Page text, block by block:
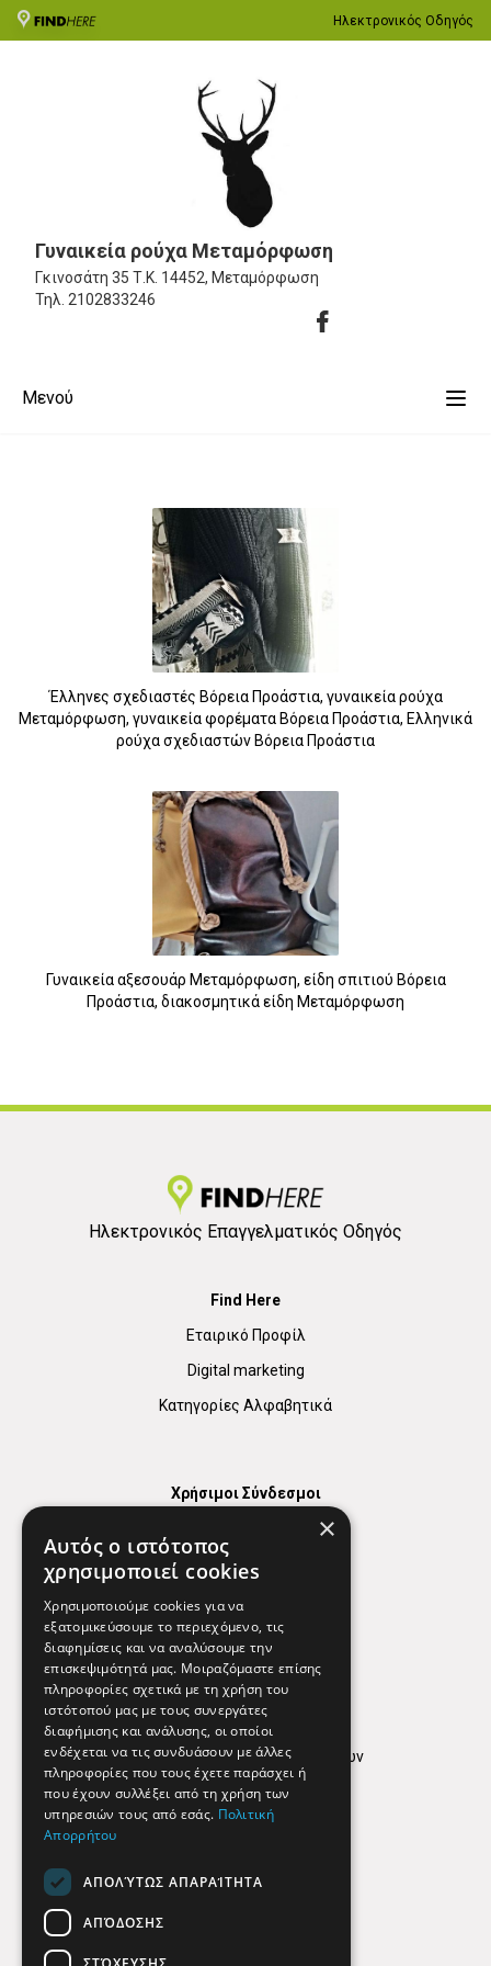
Ηλεκτρονικός Οδηγός
Γυναικεία ρούχα Μεταμόρφωση
Γκινοσάτη 35 Τ.Κ. 14452, Μεταμόρφωση
Τηλ. 2102833246
Μενού
Έλληνες σχεδιαστές Βόρεια Προάστια, γυναικεία ρούχα
Μεταμόρφωση, γυναικεία φορέματα Βόρεια Προάστια, Ελληνικά
ρούχα σχεδιαστών Βόρεια Προάστια
Γυναικεία αξεσουάρ Μεταμόρφωση, είδη σπιτιού Βόρεια
Προάστια, διακοσμητικά είδη Μεταμόρφωση
2
Ηλεκτρονικός Επαγγελματικός Οδηγός
Find Here
Εταιρικό Προφίλ
Digital marketing
Κατηγορίες Αλφαβητικά
Χρήσιμοι Σύνδεσμοι
Χρήσιμα Τηλέφωνα
Εφημερεύοντα Φαρμακεία
Απόρρητο
Όροι Χρήσης
Πολιτική προστασίας δεδομένων
Findhere
Social Media
×
Αυτός ο ιστότοπος
χρησιμοποιεί cookies
Χρησιμοποιούμε cookies για να
εξατομικεύσουμε το περιεχόμενο, τις
διαφημίσεις και να αναλύσουμε την
επισκεψιμότητά μας. Μοιραζόμαστε επίσης
πληροφορίες σχετικά με τη χρήση του
ιστότοπού μας με τους συνεργάτες
διαφήμισης και ανάλυσης, οι οποίοι
ενδέχεται να τις συνδυάσουν με άλλες
πληροφορίες που τους έχετε παράσχει ή
που έχουν συλλέξει από τη χρήση των
υπηρεσιών τους από εσάς. Πολιτική
Απορρήτου
ΑΠΟΛΎΤΩΣ ΑΠΑΡΑΊΤΗΤΑ
ΑΠΌΔΟΣΗΣ